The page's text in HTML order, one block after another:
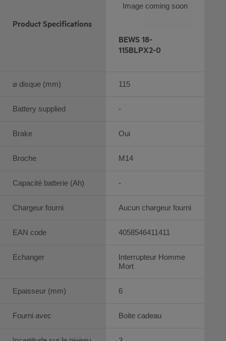
Product Specifications
⌀ disque (mm)
Battery supplied
Brake
Broche
Capacité batterie (Ah)
Chargeur fourni
EAN code
Echanger
Epaisseur (mm)
Fourni avec
Image coming soon
BEWS 18-
115BLPX2-0
115
-
Oui
M14
-
Aucun chargeur fourni
4058546411411
Interrupteur Homme
Mort
6
Boite cadeau